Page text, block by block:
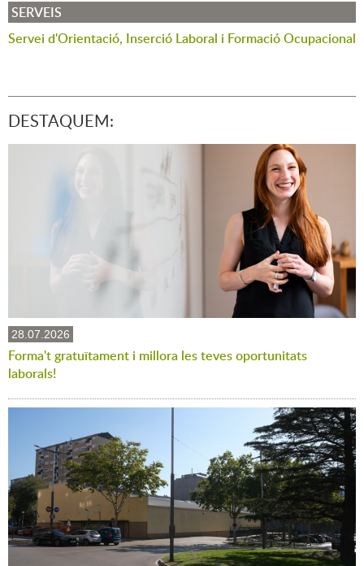
SERVEIS
Servei d'Orientació, Inserció Laboral i Formació Ocupacional
DESTAQUEM:
28.07.2026
Forma't gratuïtament i millora les teves oportunitats
laborals!